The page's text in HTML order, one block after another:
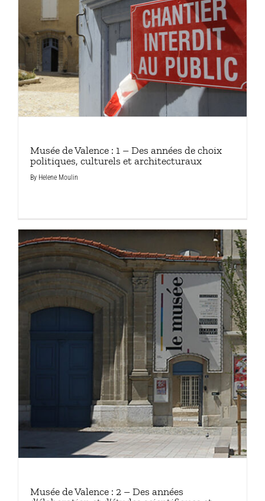
Musée de Valence : 1 – Des années de choix
politiques, culturels et architecturaux
By Helene Moulin
Musée de Valence : 2 – Des années